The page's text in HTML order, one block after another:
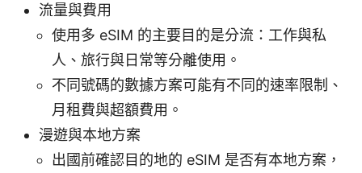
流量與費用
使用多 eSIM 的主要目的是分流：工作與私
人、旅行與日常等分離使用。
不同號碼的數據方案可能有不同的速率限制、
月租費與超額費用。
漫遊與本地方案
出國前確認目的地的 eSIM 是否有本地方案，